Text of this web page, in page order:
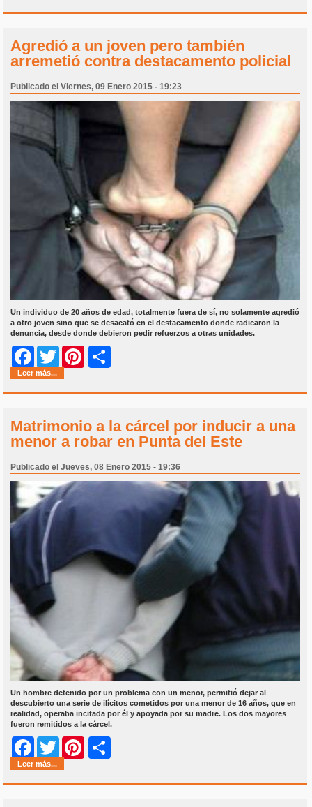
Agredió a un joven pero también
arremetió contra destacamento policial
Publicado el Viernes, 09 Enero 2015 - 19:23
Un individuo de 20 años de edad, totalmente fuera de sí, no solamente agredió
a otro joven sino que se desacató en el destacamento donde radicaron la
denuncia, desde donde debieron pedir refuerzos a otras unidades.
Facebook
Twitter Pinterest
Leer más...
Matrimonio a la cárcel por inducir a una
menor a robar en Punta del Este
Publicado el Jueves, 08 Enero 2015 - 19:36
Un hombre detenido por un problema con un menor, permitió dejar al
descubierto una serie de ilícitos cometidos por una menor de 16 años, que en
realidad, operaba incitada por él y apoyada por su madre. Los dos mayores
fueron remitidos a la cárcel.
Facebook
Twitter Pinterest
Leer más...